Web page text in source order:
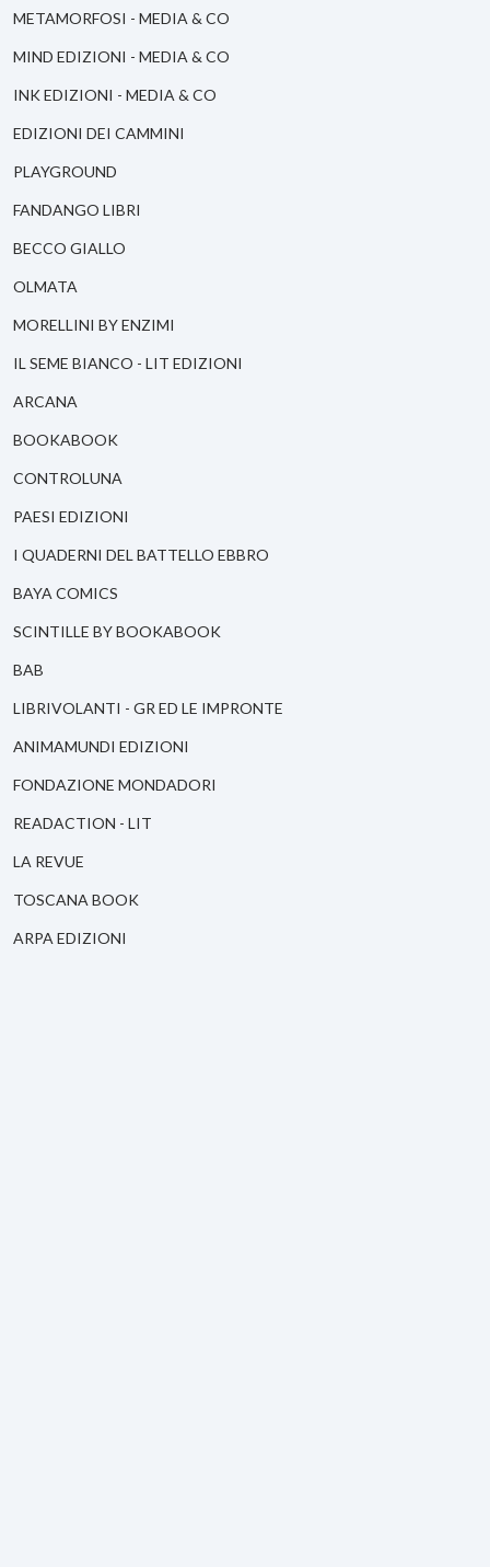
METAMORFOSI - MEDIA & CO
MIND EDIZIONI - MEDIA & CO
INK EDIZIONI - MEDIA & CO
EDIZIONI DEI CAMMINI
PLAYGROUND
FANDANGO LIBRI
BECCO GIALLO
OLMATA
MORELLINI BY ENZIMI
IL SEME BIANCO - LIT EDIZIONI
ARCANA
BOOKABOOK
CONTROLUNA
PAESI EDIZIONI
I QUADERNI DEL BATTELLO EBBRO
BAYA COMICS
SCINTILLE BY BOOKABOOK
BAB
LIBRIVOLANTI - GR ED LE IMPRONTE
ANIMAMUNDI EDIZIONI
FONDAZIONE MONDADORI
READACTION - LIT
LA REVUE
TOSCANA BOOK
ARPA EDIZIONI